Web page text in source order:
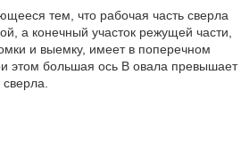
тем, что рабочая часть сверла
а конечный участок режущей части,
и выемку, имеет в поперечном
этом большая ось В овала превышает